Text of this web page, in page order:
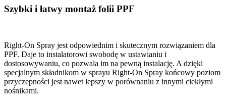
Szybki i łatwy montaż folii PPF
Right-On Spray jest odpowiednim i skutecznym rozwiązaniem dla
PPF. Daje to instalatorowi swobodę w ustawianiu i
dostosowywaniu, co pozwala im na pewną instalację. A dzięki
specjalnym składnikom w sprayu Right-On Spray końcowy poziom
przyczepności jest nawet lepszy w porównaniu z innymi ciekłymi
nośnikami.